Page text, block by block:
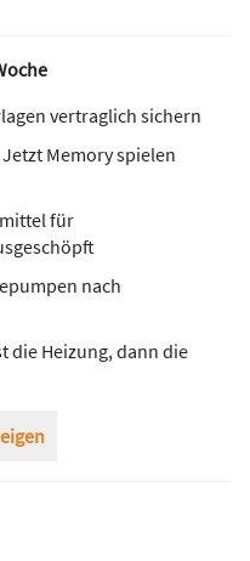
vertraglich sichern
Memory spielen
für
nach
die Heizung, dann die